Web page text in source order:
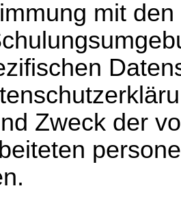
mit
Zweck der